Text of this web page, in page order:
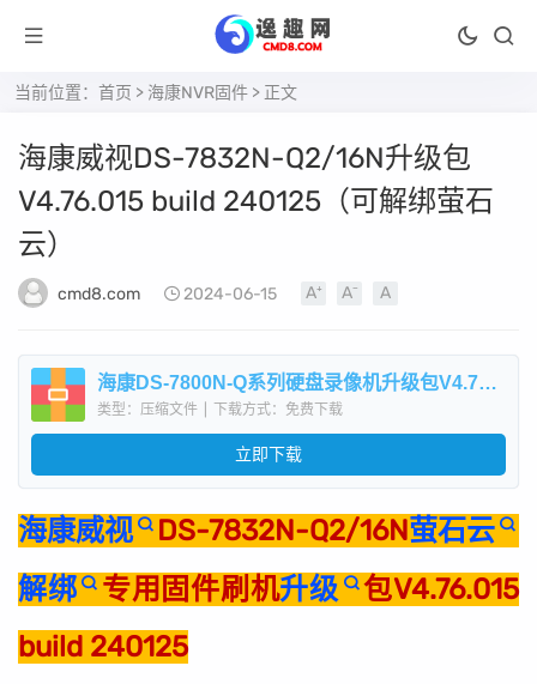
当前位置： 首页 > 海康NVR固件 > 正文
海康威视DS-7832N-Q2/16N升级包
V4.76.015 build 240125（可解绑萤石
云）
cmd8.com 2024-06-15
海康DS-7800N-Q系列硬盘录像机升级包V4.76.015 build 240125.zip
类型：压缩文件 下载方式：免费下载
立即下载
海康威视 DS-7832N-Q2/16N萤石云
解绑
专用固件刷机升级
包V4.76.015
build 240125